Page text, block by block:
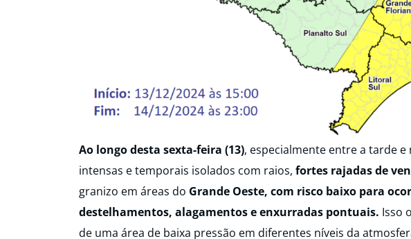
Ao longo desta sexta-feira (13), especialmente entre a tarde
intensas e temporais isolados com raios, fortes rajadas de
granizo em áreas do Grande Oeste, com risco baixo para
destelhamentos, alagamentos e enxurradas pontuais. Isso
de uma área de baixa pressão em diferentes níveis da